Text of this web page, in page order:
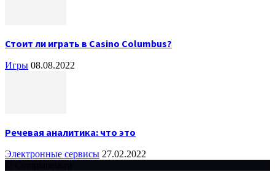
Стоит ли играть в Casino Columbus?
Игры 08.08.2022
Речевая аналитика: что это
Электронные сервисы 27.02.2022